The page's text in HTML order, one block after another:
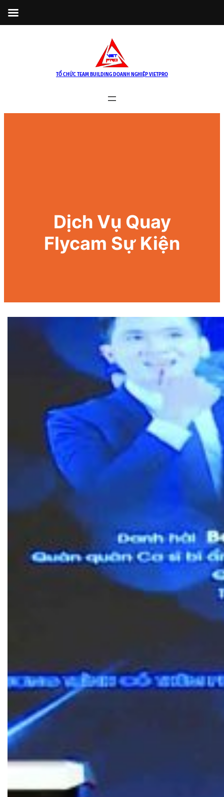
TỔ CHỨC TEAM BUILDING DOANH NGHIỆP VIETPRO
Dịch Vụ Quay
Flycam Sự Kiện